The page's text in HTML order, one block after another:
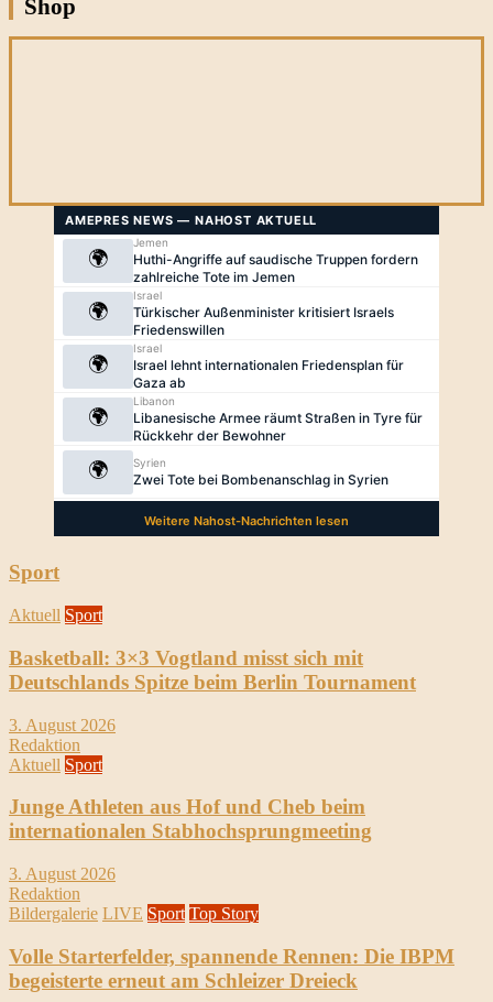
Shop
Sport
Aktuell Sport
Basketball: 3×3 Vogtland misst sich mit
Deutschlands Spitze beim Berlin Tournament
3. August 2026
Redaktion
Aktuell Sport
Junge Athleten aus Hof und Cheb beim
internationalen Stabhochsprungmeeting
3. August 2026
Redaktion
Bildergalerie LIVE Sport Top Story
Volle Starterfelder, spannende Rennen: Die IBPM
begeisterte erneut am Schleizer Dreieck